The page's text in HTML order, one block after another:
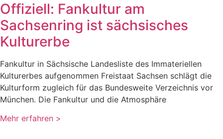
Offiziell: Fankultur am
Sachsenring ist sächsisches
Kulturerbe
Fankultur in Sächsische Landesliste des Immateriellen
Kulturerbes aufgenommen Freistaat Sachsen schlägt die
Kulturform zugleich für das Bundesweite Verzeichnis vor
München. Die Fankultur und die Atmosphäre
Mehr erfahren >